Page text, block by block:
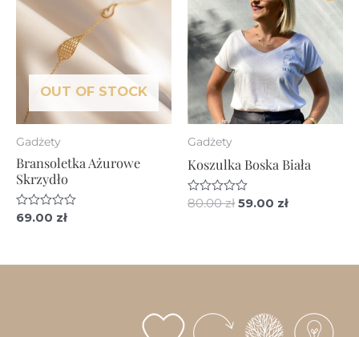
OUT OF STOCK
Gadżety
Bransoletka Ażurowe
Skrzydło
Oceniono
69.00 zł
Gadżety
Koszulka Boska Biała
Oceniono
80.00zł Pierwotna
59.00 złAktualna